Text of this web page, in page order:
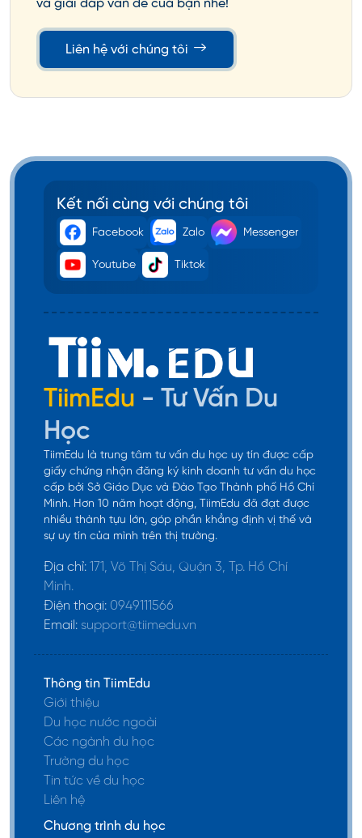
và giải đáp vấn đề của bạn nhé!
Liên hệ với chúng tôi
Kết nối cùng với chúng tôi
Facebook Zalo Messenger
Youtube Tiktok
TiimEdu - Tư Vấn Du
Học
TiimEdu là trung tâm tư vấn du học uy tín được cấp
giấy chứng nhận đăng ký kinh doanh tư vấn du học
cấp bởi Sở Giáo Dục và Đào Tạo Thành phố Hồ Chí
Minh. Hơn 10 năm hoạt động, TiimEdu đã đạt được
nhiều thành tựu lớn, góp phần khẳng định vị thế và
sự uy tín của mình trên thị trường.
Địa chỉ: 171, Võ Thị Sáu, Quận 3, Tp. Hồ Chí
Minh.
Điện thoại: 0949111566
Email: support@tiimedu.vn
Thông tin TiimEdu
Giới thiệu
Du học nước ngoài
Các ngành du học
Trường du học
Tin tức về du học
Liên hệ
Chương trình du học